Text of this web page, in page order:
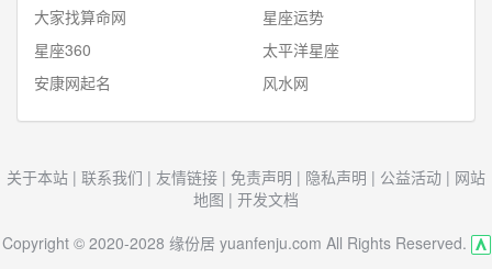
大家找算命网
星座运势
星座360
太平洋星座
安康网起名
风水网
关于本站 | 联系我们 | 友情链接 | 免责声明 | 隐私声明 | 公益活动 | 网站
地图 | 开发文档
Copyright © 2020-2028 缘份居 yuanfenju.com All Rights Reserved.